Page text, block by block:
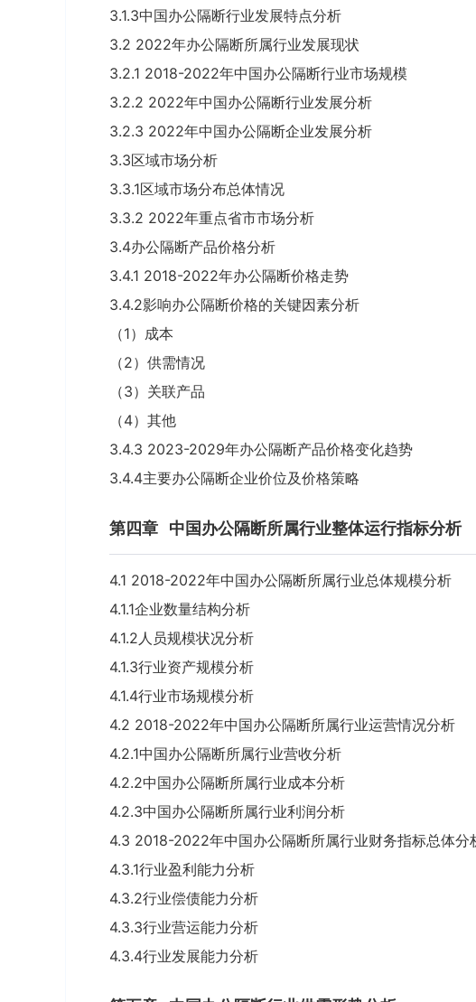
3.1.3中国办公隔断行业发展特点分析
3.2 2022年办公隔断所属行业发展现状
3.2.1 2018-2022年中国办公隔断行业市场规模
3.2.2 2022年中国办公隔断行业发展分析
3.2.3 2022年中国办公隔断企业发展分析
3.3区域市场分析
3.3.1区域市场分布总体情况
3.3.2 2022年重点省市市场分析
3.4办公隔断产品价格分析
3.4.1 2018-2022年办公隔断价格走势
3.4.2影响办公隔断价格的关键因素分析
（1）成本
（2）供需情况
（3）关联产品
（4）其他
3.4.3 2023-2029年办公隔断产品价格变化趋势
3.4.4主要办公隔断企业价位及价格策略
第四章 中国办公隔断所属行业整体运行指标分析
4.1 2018-2022年中国办公隔断所属行业总体规模分析
4.1.1企业数量结构分析
4.1.2人员规模状况分析
4.1.3行业资产规模分析
4.1.4行业市场规模分析
4.2 2018-2022年中国办公隔断所属行业运营情况分析
4.2.1中国办公隔断所属行业营收分析
4.2.2中国办公隔断所属行业成本分析
4.2.3中国办公隔断所属行业利润分析
4.3 2018-2022年中国办公隔断所属行业财务指标总体分
4.3.1行业盈利能力分析
4.3.2行业偿债能力分析
4.3.3行业营运能力分析
4.3.4行业发展能力分析